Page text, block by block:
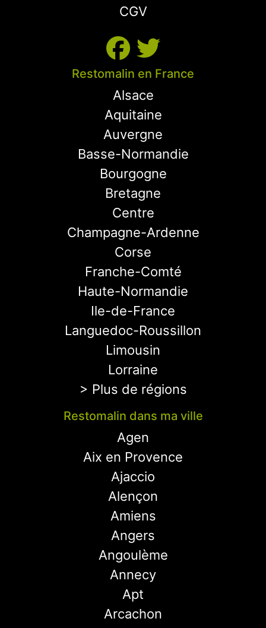
CGV
Restomalin en France
Alsace
Aquitaine
Auvergne
Basse-Normandie
Bourgogne
Bretagne
Centre
Champagne-Ardenne
Corse
Franche-Comté
Haute-Normandie
Ile-de-France
Languedoc-Roussillon
Limousin
Lorraine
> Plus de régions
Restomalin dans ma ville
Agen
Aix en Provence
Ajaccio
Alençon
Amiens
Angers
Angoulème
Annecy
Apt
Arcachon